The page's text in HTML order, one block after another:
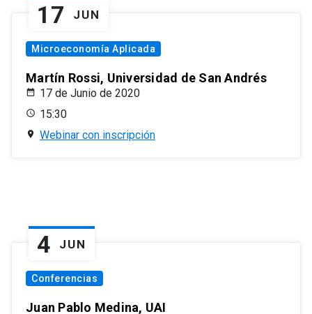
17 JUN
Microeconomía Aplicada
Martín Rossi, Universidad de San Andrés
17 de Junio de 2020
15:30
Webinar con inscripción
4 JUN
Conferencias
Juan Pablo Medina, UAI